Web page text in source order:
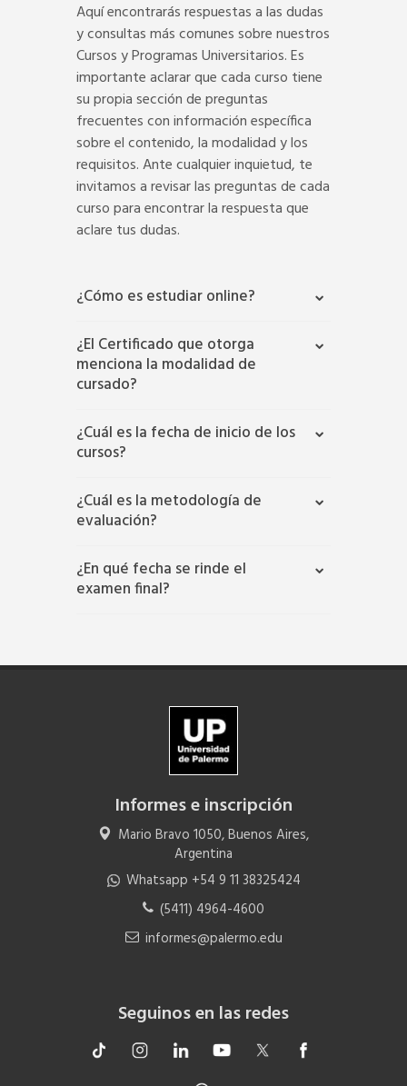
Aquí encontrarás respuestas a las dudas
y consultas más comunes sobre nuestros
Cursos y Programas Universitarios. Es
importante aclarar que cada curso tiene
su propia sección de preguntas
frecuentes con información específica
sobre el contenido, la modalidad y los
requisitos. Ante cualquier inquietud, te
invitamos a revisar las preguntas de cada
curso para encontrar la respuesta que
aclare tus dudas.
¿Cómo es estudiar online?
¿El Certificado que otorga
menciona la modalidad de
cursado?
¿Cuál es la fecha de inicio de los
cursos?
¿Cuál es la metodología de
evaluación?
¿En qué fecha se rinde el
examen final?
Informes e inscripción
Mario Bravo 1050, Buenos Aires,
Argentina
Whatsapp +54 9 11 38325424
(5411) 4964-4600
informes@palermo.edu
Seguinos en las redes